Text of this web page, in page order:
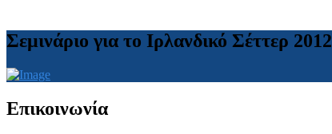
Σεμινάριο για το Ιρλανδικό Σέττερ 2012
Επικοινωνία